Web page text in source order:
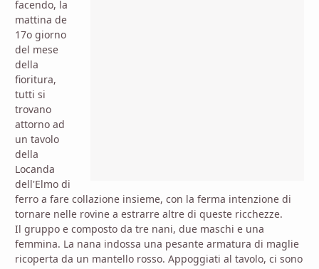
facendo, la
mattina de
17o giorno
del mese
della
fioritura,
tutti si
trovano
attorno ad
un tavolo
della
Locanda
dell'Elmo di
ferro a fare collazione insieme, con la ferma intenzione di
tornare nelle rovine a estrarre altre di queste ricchezze.
Il gruppo e composto da tre nani, due maschi e una
femmina. La nana indossa una pesante armatura di maglie
ricoperta da un mantello rosso. Appoggiati al tavolo, ci sono